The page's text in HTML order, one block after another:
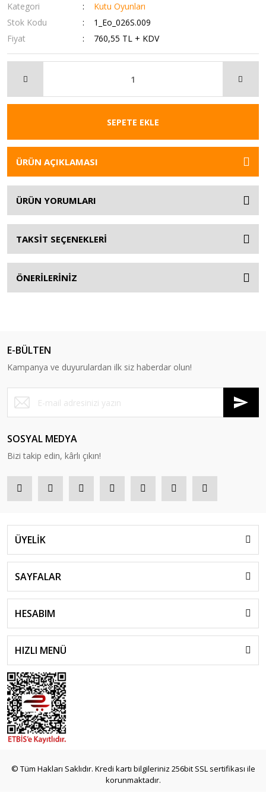
Kategori
Kutu Oyunları
Stok Kodu
1_Eo_026S.009
Fiyat
760,55 TL + KDV
SEPETE EKLE
ÜRÜN AÇIKLAMASI
ÜRÜN YORUMLARI
TAKSİT SEÇENEKLERİ
ÖNERİLERİNİZ
E-BÜLTEN
Kampanya ve duyurulardan ilk siz haberdar olun!
SOSYAL MEDYA
Bizi takip edin, kârlı çıkın!
ÜYELİK
SAYFALAR
HESABIM
HIZLI MENÜ
© Tüm Hakları Saklıdır. Kredi kartı bilgileriniz 256bit SSL sertifikası ile
korunmaktadır.